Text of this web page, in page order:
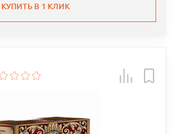
КУПИТЬ В 1 КЛИК